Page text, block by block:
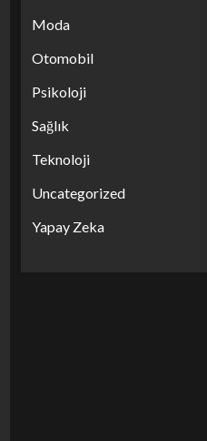
Moda
Otomobil
Psikoloji
Sağlık
Teknoloji
Uncategorized
Yapay Zeka